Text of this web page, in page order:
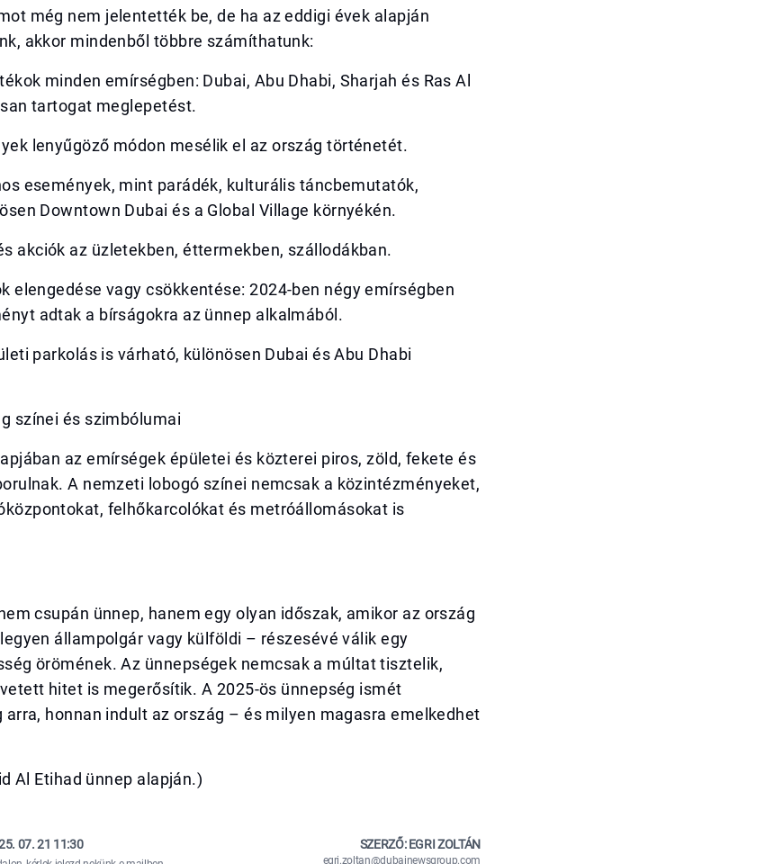
még nem jelentették be, de ha az eddigi évek alapján
akkor mindenből többre számíthatunk:
minden emírségben: Dubai, Abu Dhabi, Sharjah és Ras Al
tartogat meglepetést.
lenyűgöző módon mesélik el az ország történetét.
események, mint parádék, kulturális táncbemutatók,
Downtown Dubai és a Global Village környékén.
akciók az üzletekben, éttermekben, szállodákban.
elengedése vagy csökkentése: 2024-ben négy emírségben
adtak a bírságokra az ünnep alkalmából.
parkolás is várható, különösen Dubai és Abu Dhabi
színei és szimbólumai
az emírségek épületei és közterei piros, zöld, fekete és
A nemzeti lobogó színei nemcsak a közintézményeket,
felhőkarcolókat és metróállomásokat is
csupán ünnep, hanem egy olyan időszak, amikor az ország
állampolgár vagy külföldi – részesévé válik egy
örömének. Az ünnepségek nemcsak a múltat tisztelik,
hitet is megerősítik. A 2025-ös ünnepség ismét
honnan indult az ország – és milyen magasra emelkedhet
Al Etihad ünnep alapján.)
07. 21 11:30 SZERZŐ: EGRI ZOLTÁN
egri.zoltan@dubainewsgroup.com